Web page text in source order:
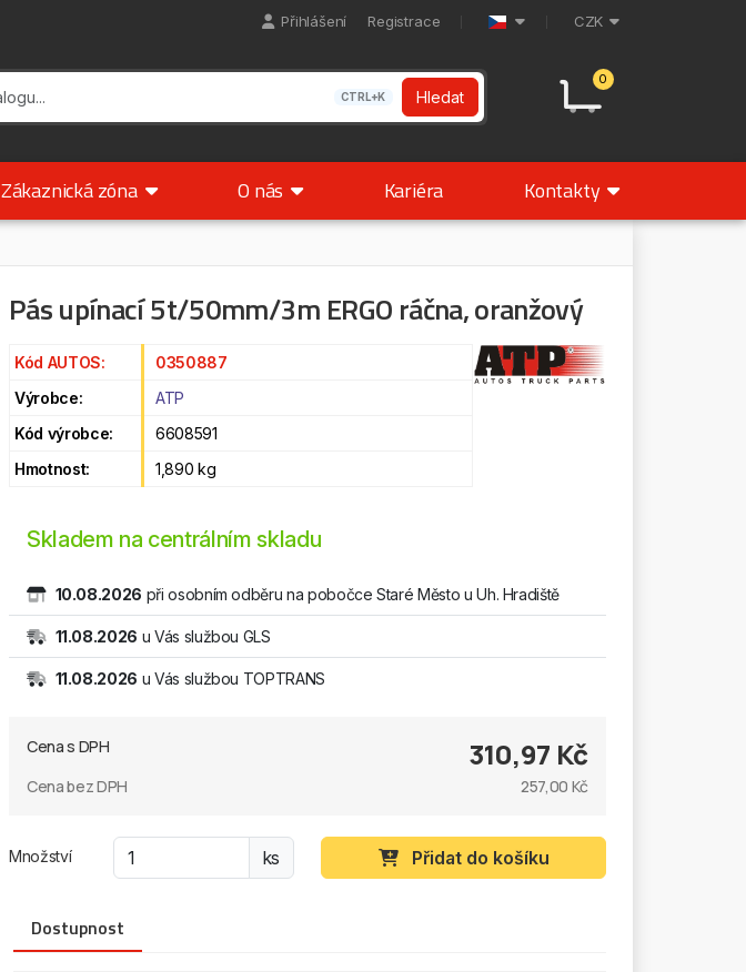
Přihlášení Registrace CZK
0
CTRL+K Hledat
Zákaznická zóna O nás Kariéra Kontakty
Pás upínací 5t/50mm/3m ERGO ráčna, oranžový
Kód AUTOS:
0350887
Výrobce:
ATP
Kód výrobce:
6608591
Hmotnost:
1,890 kg
Skladem na centrálním skladu
10.08.2026 při osobním odběru na pobočce Staré Město u Uh. Hradiště
11.08.2026 u Vás službou GLS
11.08.2026 u Vás službou TOPTRANS
Cena bez DPH 257,00 Kč
Cena s DPH 310,97 Kč
Množství ks Přidat do košíku
Dostupnost